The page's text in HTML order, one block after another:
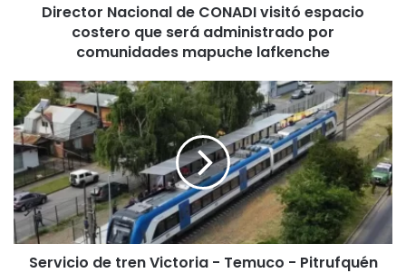
n
a
l
d
C
O
N
A
Director Nacional de CONADI visitó espacio
costero que será administrado por
comunidades mapuche lafkenche
S
e
r
v
c
i
o
d
Servicio de tren Victoria - Temuco - Pitrufquén